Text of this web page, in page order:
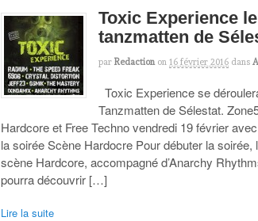
Toxic Experience
tanzmatten de
par Redaction on 16 février 2016 dans
Toxic Experience se
Tanzmatten de Sélestat.
Hardcore et Free Techno vendredi 19 février
la soirée Scène Hardocre Pour débuter la
scène Hardcore, accompagné d’Anarchy
pourra découvrir […]
Lire la suite